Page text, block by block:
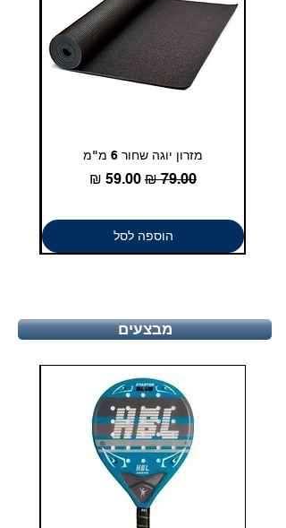
מזרון יוגה שחור 6 מ"מ
מחיר רגילמחיר מבצע
הוספה לסל
מבצעים